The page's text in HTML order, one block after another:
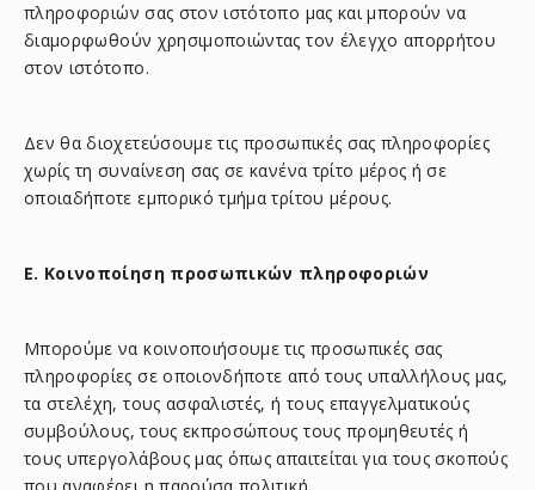
πληροφοριών σας στον ιστότοπο μας και μπορούν να
διαμορφωθούν χρησιμοποιώντας τον έλεγχο απορρήτου
στον ιστότοπο.
Δεν θα διοχετεύσουμε τις προσωπικές σας πληροφορίες
χωρίς τη συναίνεση σας σε κανένα τρίτο μέρος ή σε
οποιαδήποτε εμπορικό τμήμα τρίτου μέρους.
E. Κοινοποίηση προσωπικών πληροφοριών
Μπορούμε να κοινοποιήσουμε τις προσωπικές σας
πληροφορίες σε οποιονδήποτε από τους υπαλλήλους μας,
τα στελέχη, τους ασφαλιστές, ή τους επαγγελματικούς
συμβούλους, τους εκπροσώπους τους προμηθευτές ή
τους υπεργολάβους μας όπως απαιτείται για τους σκοπούς